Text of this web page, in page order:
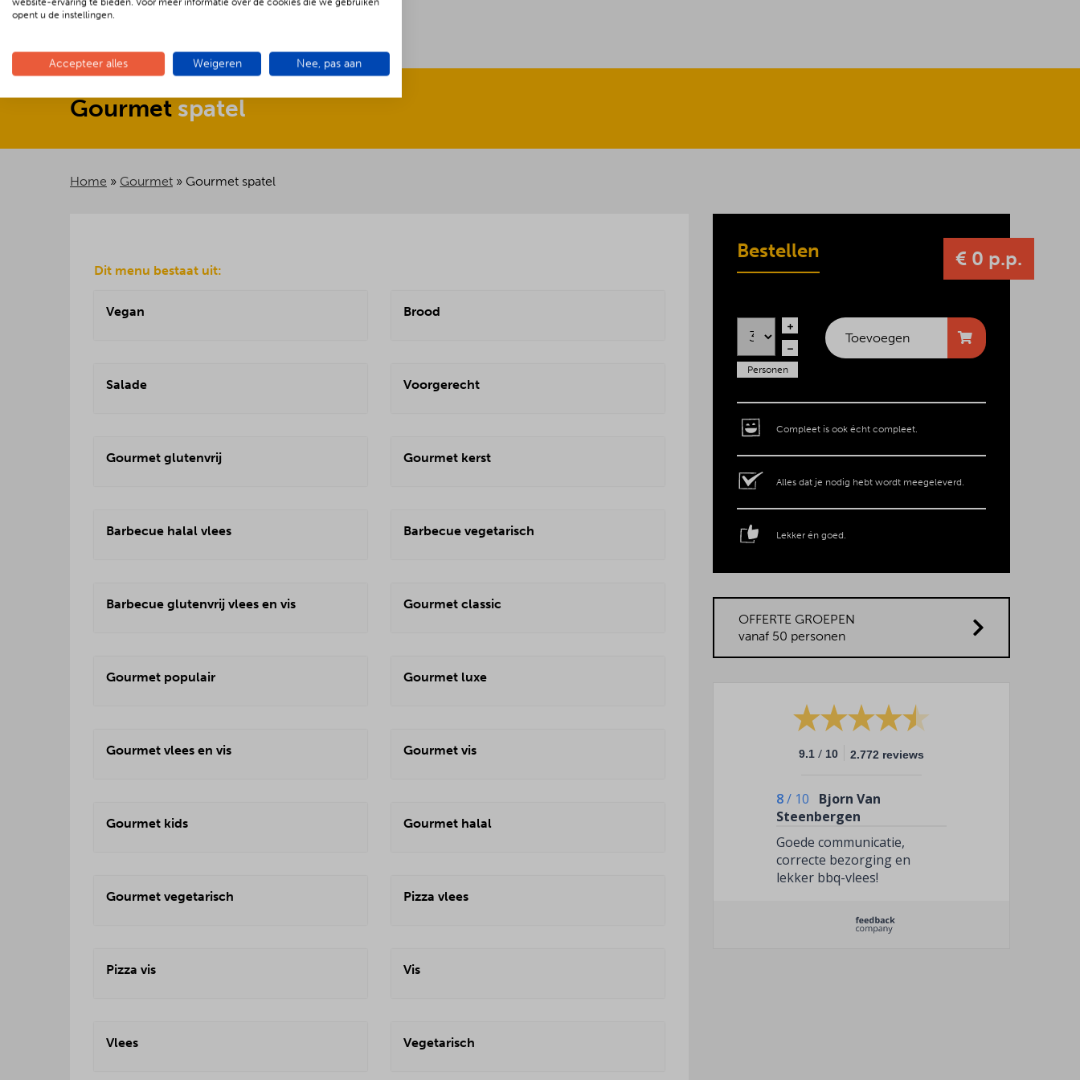
Gourmet spatel
Home » Gourmet » Gourmet spatel
Dit menu bestaat uit:
Vegan Brood
Salade Voorgerecht
Gourmet glutenvrij Gourmet kerst
Barbecue halal vlees Barbecue vegetarisch
Barbecue glutenvrij vlees en vis Gourmet classic
Gourmet populair Gourmet luxe
Gourmet vlees en vis Gourmet vis
Gourmet kids Gourmet halal
Gourmet vegetarisch Pizza vlees
Pizza vis Vis
Vlees Vegetarisch
Bestellen € 0 p.p.
Personen
Toevoegen
Compleet is ook écht compleet.
Alles dat je nodig hebt wordt meegeleverd.
Lekker én goed.
OFFERTE GROEPEN
vanaf 50 personen
9.1 / 10 2.772 reviews
8/ 10
Bjorn Van
Steenbergen
Goede communicatie,
correcte bezorging en
lekker bbq-vlees!
opent u de instellingen.
Accepteer alles Weigeren Nee, pas aan